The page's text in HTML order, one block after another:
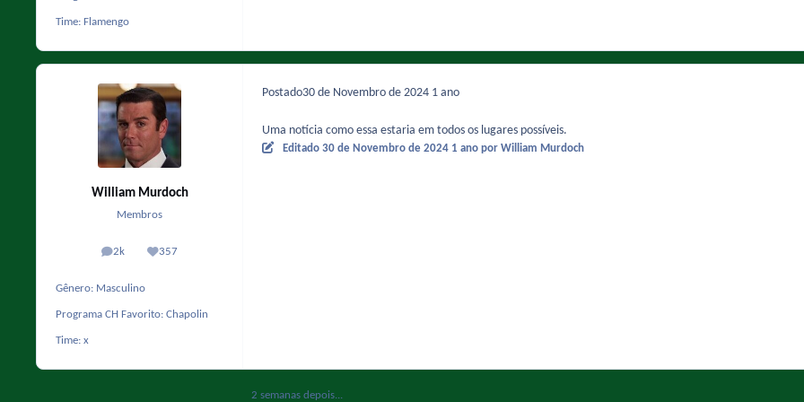
Time: Flamengo
William Murdoch
Membros
2k
posts 357
Reputação
Gênero: Masculino
Programa CH Favorito: Chapolin
Time: x
Postado30 de Novembro de 2024 1 ano
Uma notícia como essa estaria em todos os lugares possíveis.
Editado 30 de Novembro de 2024 1 ano por William Murdoch
2 semanas depois...